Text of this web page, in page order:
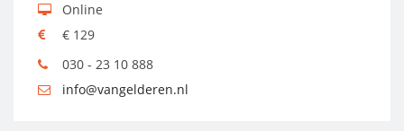
Online
€ 129
030 - 23 10 888
info@vangelderen.nl